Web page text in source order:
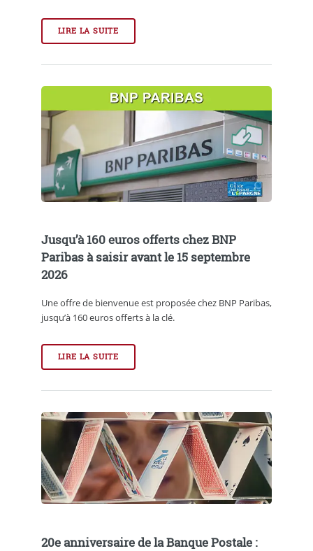
LIRE LA SUITE
Jusqu’à 160 euros offerts chez BNP
Paribas à saisir avant le 15 septembre
2026
Une offre de bienvenue est proposée chez BNP Paribas,
jusqu’à 160 euros offerts à la clé.
LIRE LA SUITE
20e anniversaire de la Banque Postale :